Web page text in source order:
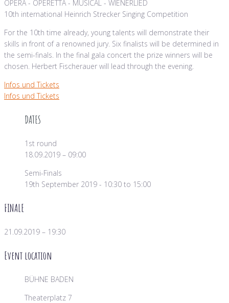
OPERA - OPERETTA - MUSICAL - WIENERLIED
10th international Heinrich Strecker Singing Competition
For the 10th time already, young talents will demonstrate their
skills in front of a renowned jury. Six finalists will be determined in
the semi-finals. In the final gala concert the prize winners will be
chosen. Herbert Fischerauer will lead through the evening.
Infos und Tickets
Infos und Tickets
DATES
1st round
18.09.2019 – 09:00
Semi-Finals
19th September 2019 - 10:30 to 15:00
FINALE
21.09.2019 – 19:30
Event location
BÜHNE BADEN
Theaterplatz 7